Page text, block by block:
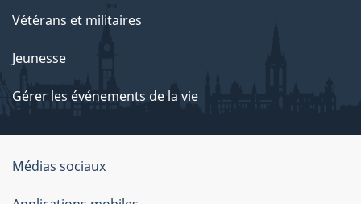
Vétérans et militaires
Jeunesse
Gérer les événements de la vie
Organisation
du
Médias sociaux